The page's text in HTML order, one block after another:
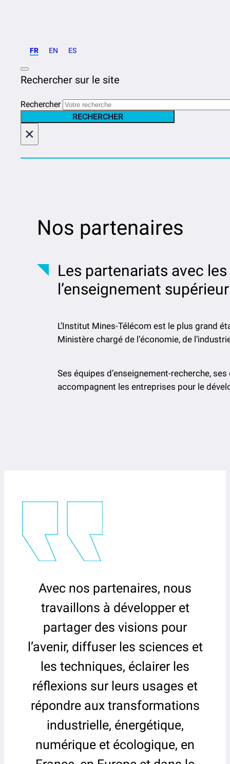
FR EN ES
Rechercher sur le site
Rechercher
RECHERCHER
×
Nos partenaires
Les partenariats avec
l’enseignement
L’Institut Mines-Télécom est le plus grand
Ministère chargé de l’économie, de
Ses équipes d’enseignement-recherche,
accompagnent les entreprises pour le
Avec nos partenaires, nous
travaillons à développer et
partager des visions pour
l’avenir, diffuser les sciences et
les techniques, éclairer les
réflexions sur leurs usages et
répondre aux transformations
industrielle, énergétique,
numérique et écologique, en